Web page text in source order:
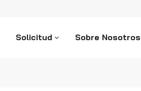
Solicitud Sobre Nosotros